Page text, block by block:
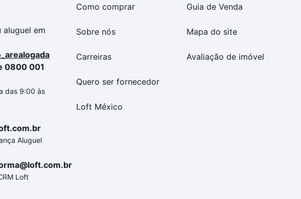
em
0800 001
das 9:00 às
Aluguel
Loft
Como comprar
Sobre nós
Carreiras
Quero ser fornecedor
Loft México
Guia de Venda
Mapa do site
Avaliação de imóvel